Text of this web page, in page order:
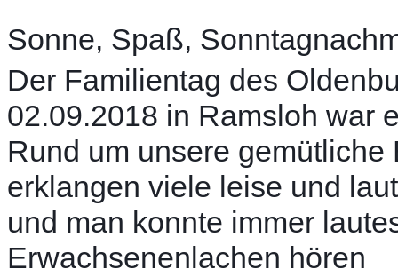
Sonne, Spaß,
Der Familientag des
02.09.2018 in Ramsloh war
Rund um unsere
erklangen viele leise und
und man konnte immer
Erwachsenenlachen hören